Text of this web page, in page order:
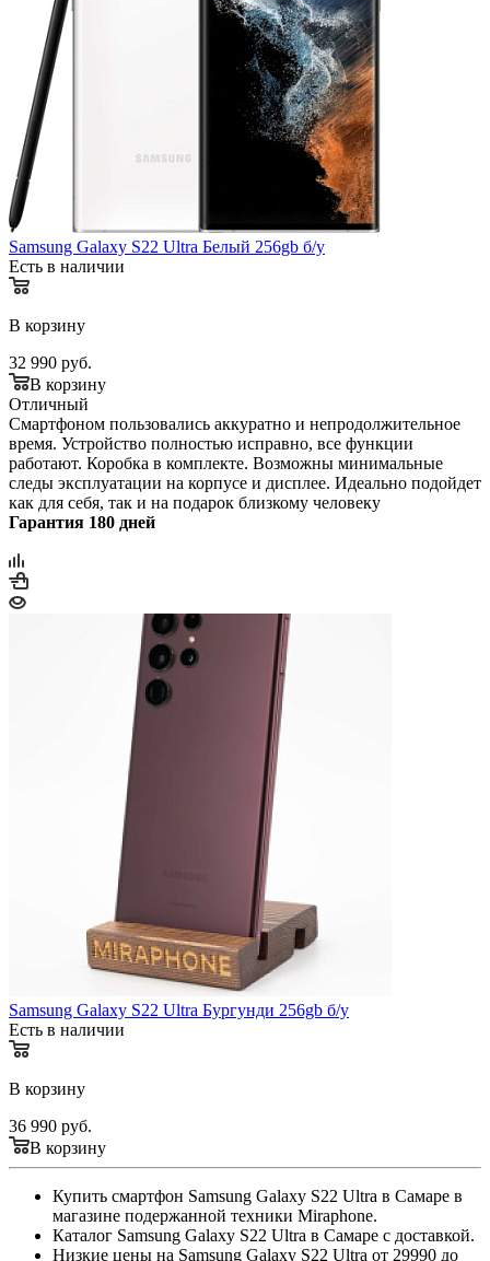
Samsung Galaxy S22 Ultra Белый 256gb б/у
Есть в наличии
В корзину
32 990 руб.
В корзину
Отличный
Смартфоном пользовались аккуратно и непродолжительное
время. Устройство полностью исправно, все функции
работают. Коробка в комплекте. Возможны минимальные
следы эксплуатации на корпусе и дисплее. Идеально подойдет
как для себя, так и на подарок близкому человеку
Гарантия 180 дней
Samsung Galaxy S22 Ultra Бургунди 256gb б/у
Есть в наличии
В корзину
36 990 руб.
В корзину
Купить смартфон Samsung Galaxy S22 Ultra в Самаре в
магазине подержанной техники Miraphone.
Каталог Samsung Galaxy S22 Ultra в Самаре с доставкой.
Низкие цены на Samsung Galaxy S22 Ultra от 29990 до